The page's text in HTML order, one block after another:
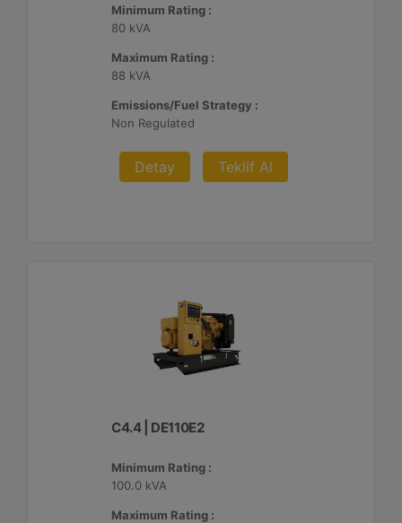
Minimum Rating :
80 kVA
Maximum Rating :
88 kVA
Emissions/Fuel Strategy :
Non Regulated
Detay Teklif Al
C4.4 | DE110E2
Minimum Rating :
100.0 kVA
Maximum Rating :